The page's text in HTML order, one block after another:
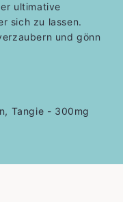
ultimative
sich zu lassen.
und gönn
Tangie - 300mg